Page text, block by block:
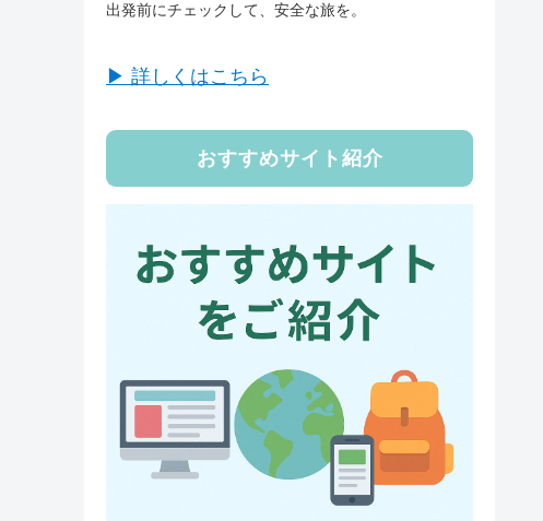
出発前にチェックして、安全な旅を。
▶ 詳しくはこちら
おすすめサイト紹介